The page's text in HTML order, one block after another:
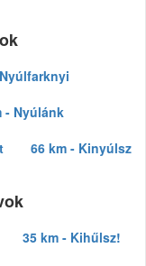
- Nyúlánk
66 km - Kinyúlsz
35 km - Kihűlsz!